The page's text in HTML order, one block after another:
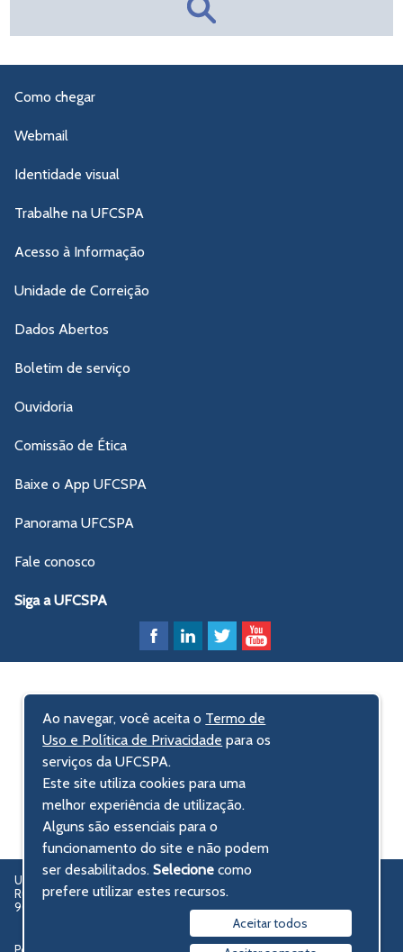
Como chegar
Webmail
Identidade visual
Trabalhe na UFCSPA
Acesso à Informação
Unidade de Correição
Dados Abertos
Boletim de serviço
Ouvidoria
Comissão de Ética
Baixe o App UFCSPA
Panorama UFCSPA
Fale conosco
Siga a UFCSPA
UFCSPA – Universidade Federal de Ciências da Saúde de Porto Alegre
Rua Sarmento Leite, 245 - Centro Histórico
90050-170 Porto Alegre, RS, Brasil
Ao navegar, você aceita o Termo de
Uso e Política de Privacidade para os
serviços da UFCSPA.
Este site utiliza cookies para uma
melhor experiência de utilização.
Alguns são essenciais para o
funcionamento do site e não podem
ser desabilitados.Selecionecomo
prefere utilizar estes recursos.
Aceitar todos